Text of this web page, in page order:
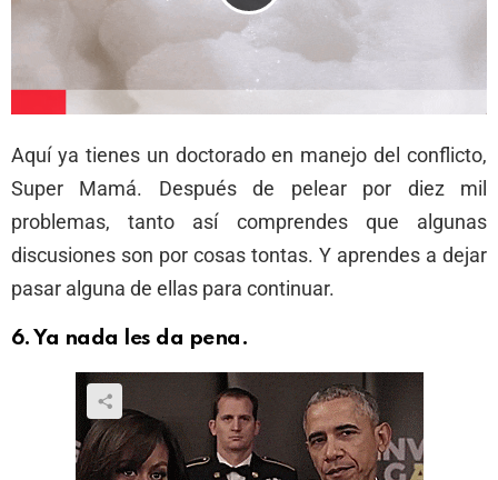
Aquí ya tienes un doctorado en manejo del conflicto,
Super Mamá. Después de pelear por diez mil
problemas, tanto así comprendes que algunas
discusiones son por cosas tontas. Y aprendes a dejar
pasar alguna de ellas para continuar.
6.Ya nada les da pena .